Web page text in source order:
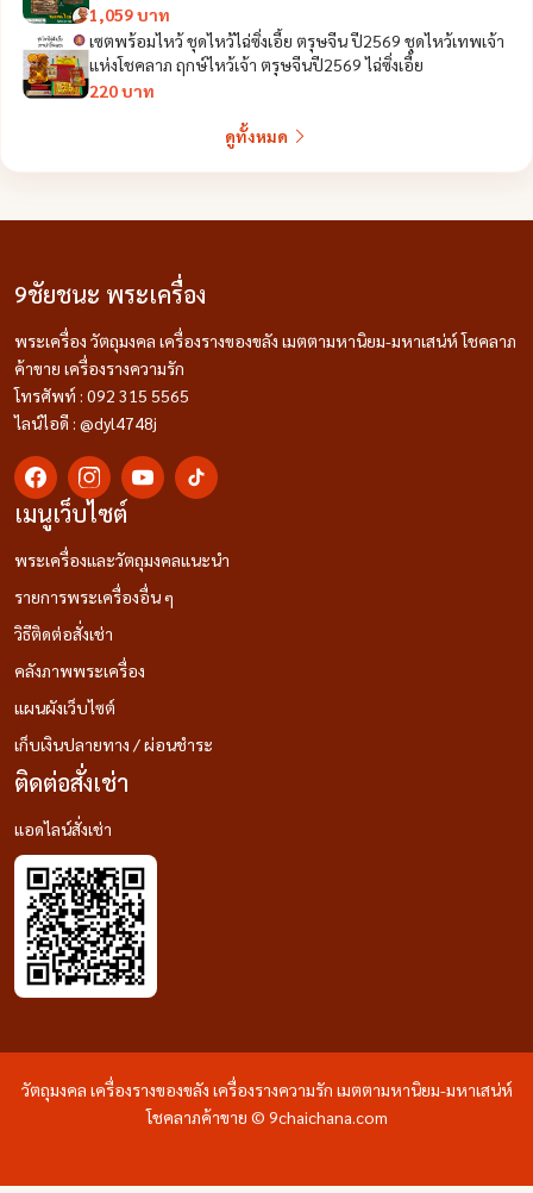
1,059 บาท
เซตพร้อมไหว้ ชุดไหว้ไฉ่ซิ่งเอี้ย ตรุษจีน ปี2569 ชุดไหว้เทพเจ้า
แห่งโชคลาภ ฤกษ์ไหว้เจ้า ตรุษจีนปี2569 ไฉ่ซิ่งเอี้ย
220 บาท
ดูทั้งหมด
9ชัยชนะ พระเครื่อง
พระเครื่อง วัตถุมงคล เครื่องรางของขลัง เมตตามหานิยม-มหาเสน่ห์ โชคลาภ
ค้าขาย เครื่องรางความรัก
โทรศัพท์ : 092 315 5565
ไลน์ไอดี : @dyl4748j
เมนูเว็บไซต์
พระเครื่องและวัตถุมงคลแนะนำ
รายการพระเครื่องอื่น ๆ
วิธีติดต่อสั่งเช่า
คลังภาพพระเครื่อง
แผนผังเว็บไซต์
เก็บเงินปลายทาง / ผ่อนชำระ
ติดต่อสั่งเช่า
แอดไลน์สั่งเช่า
วัตถุมงคล เครื่องรางของขลัง เครื่องรางความรัก เมตตามหานิยม-มหาเสน่ห์
โชคลาภค้าขาย © 9chaichana.com